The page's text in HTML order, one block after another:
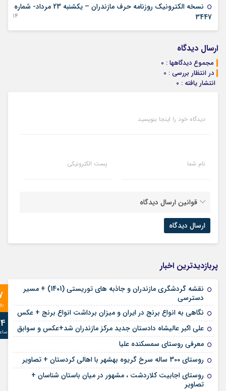
نسخه الکترونیک روزنامه حرف مازندران – یکشنبه 23 مرداد- شماره
3447
14 آگوست 2022
ارسال دیدگاه
مجموع دیدگاهها : 0
در انتظار بررسی : 0
انتشار یافته : 0
دیدگاه خود را اینجا بنویسید
نام شما پست الکترونیکی
قوانین ارسال دیدگاه
پربازدیدترین اخبار
نقشه گردشگری مازندران و جاذبه های توریستی (1401) + مسیر
دسترسی
نگاهی به انواع برنج در ایران و میزان برداشت انواع برنج + عکس
علی‌ اکبر عالیشاه دادستان جدید مرکز مازندران شد+عکس و سوابق
معرفی روستای سمسکنده علیا
روستای 300 ساله سرخ ‌گریوه بهشهر با اهالی کردستان + تصاویر
روستای اجابیت کلاردشت ، مشهور در میان باستان شناسان +
تصاویر